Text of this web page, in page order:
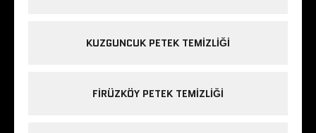
KUZGUNCUK PETEK TEMIZLIĞI
FIRÜZKÖY PETEK TEMIZLIĞI